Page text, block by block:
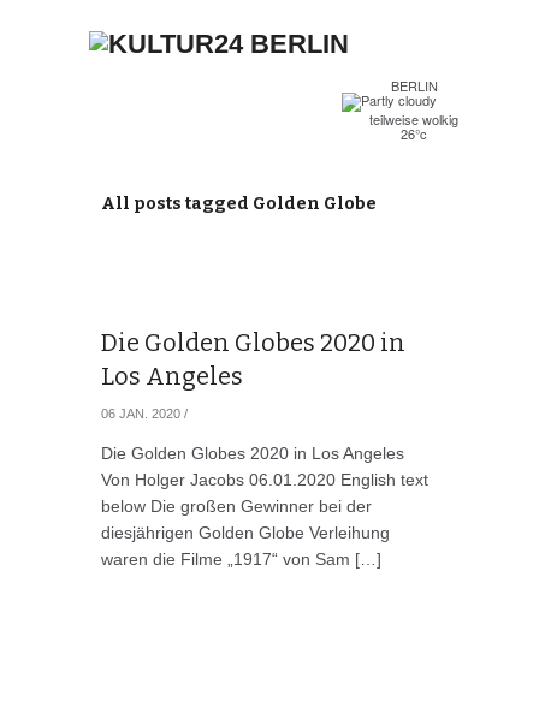
BERLIN
teilweise wolkig
26°c
All posts tagged Golden Globe
Die Golden Globes 2020 in
Los Angeles
06 JAN. 2020 /
Die Golden Globes 2020 in Los Angeles
Von Holger Jacobs 06.01.2020 English text
below Die großen Gewinner bei der
diesjährigen Golden Globe Verleihung
waren die Filme „1917“ von Sam […]